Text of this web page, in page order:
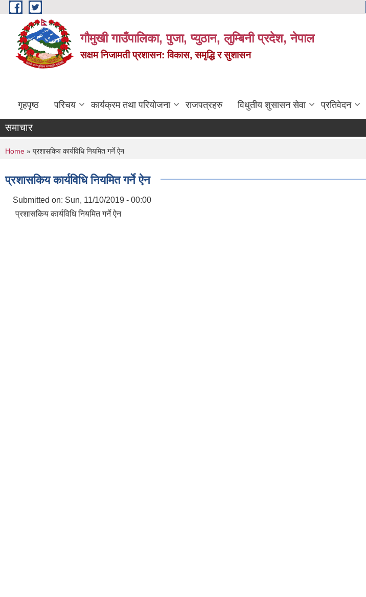
Skip to main content
गौमुखी गाउँपालिका, पुजा, प्युठान, लुम्बिनी प्रदेश, नेपाल
सक्षम निजामती प्रशासन: विकास, समृद्धि र सुशासन
गृहपृष्ठ परिचय कार्यक्रम तथा परियोजना राजपत्रहरु विधुतीय शुसासन सेवा प्रतिवेदन
समाचार
You are here
Home » प्रशासकिय कार्यविधि नियमित गर्ने ऐन
प्रशासकिय कार्यविधि नियमित गर्ने ऐन
Submitted on: Sun, 11/10/2019 - 00:00
प्रशासकिय कार्यविधि नियमित गर्ने ऐन